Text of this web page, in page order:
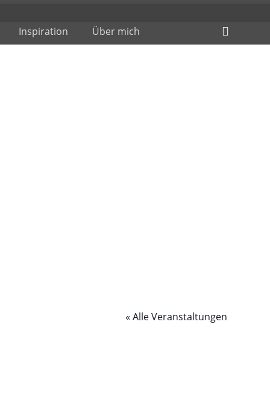
Inspiration Über mich
Toggle
« Alle Veranstaltungen